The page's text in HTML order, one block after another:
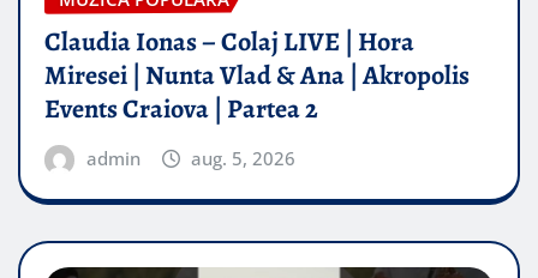
Claudia Ionas – Colaj LIVE | Hora
Miresei | Nunta Vlad & Ana | Akropolis
Events Craiova | Partea 2
admin aug. 5, 2026